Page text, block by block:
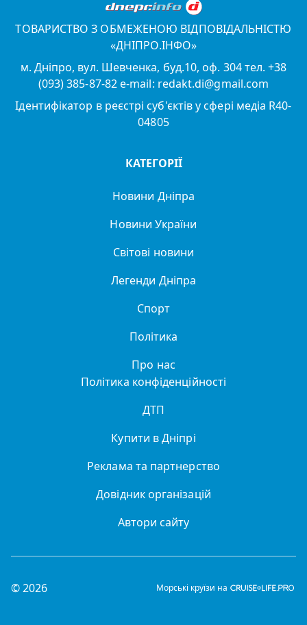
ТОВАРИСТВО З ОБМЕЖЕНОЮ ВІДПОВІДАЛЬНІСТЮ
«ДНІПРО.ІНФО»
м. Дніпро, вул. Шевченка, буд.10, оф. 304 тел. +38
(093) 385-87-82 e-mail: redakt.di@gmail.com
Ідентифікатор в реєстрі суб'єктів у сфері медіа R40-
04805
КАТЕГОРІЇ
Новини Дніпра
Новини України
Світові новини
Легенди Дніпра
Спорт
Політика
Про нас
Політика конфіденційності
ДТП
Купити в Дніпрі
Реклама та партнерство
Довідник організацій
Автори сайту
© 2026 Морські круїзи на